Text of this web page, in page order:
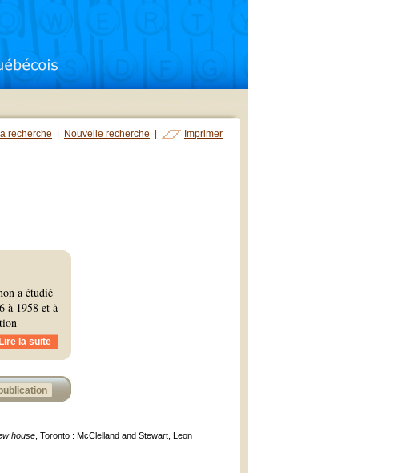
recherche Nouvelle recherche Imprimer
a étudié
à 1958 et à
Lire la suite
house , Toronto : McClelland and Stewart, Leon